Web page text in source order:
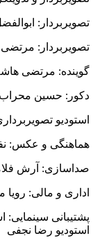
تصویربردار:
تصویربردار: مرتضی
گوینده: مرتضی
دکور: حسین
استودیو
هماهنگی و عکس:
صداسازی: آرش
اداری و مالی: رویا
پشتیبانی سینمایی:
استودیو رضا نجفی